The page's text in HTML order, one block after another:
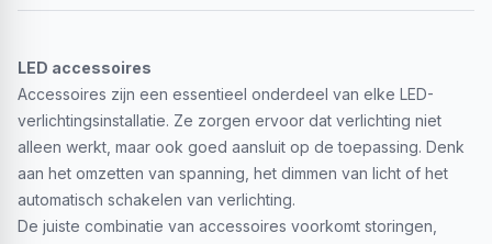
LED accessoires
Accessoires zijn een essentieel onderdeel van elke LED-
verlichtingsinstallatie. Ze zorgen ervoor dat verlichting niet
alleen werkt, maar ook goed aansluit op de toepassing. Denk
aan het omzetten van spanning, het dimmen van licht of het
automatisch schakelen van verlichting.
De juiste combinatie van accessoires voorkomt storingen,